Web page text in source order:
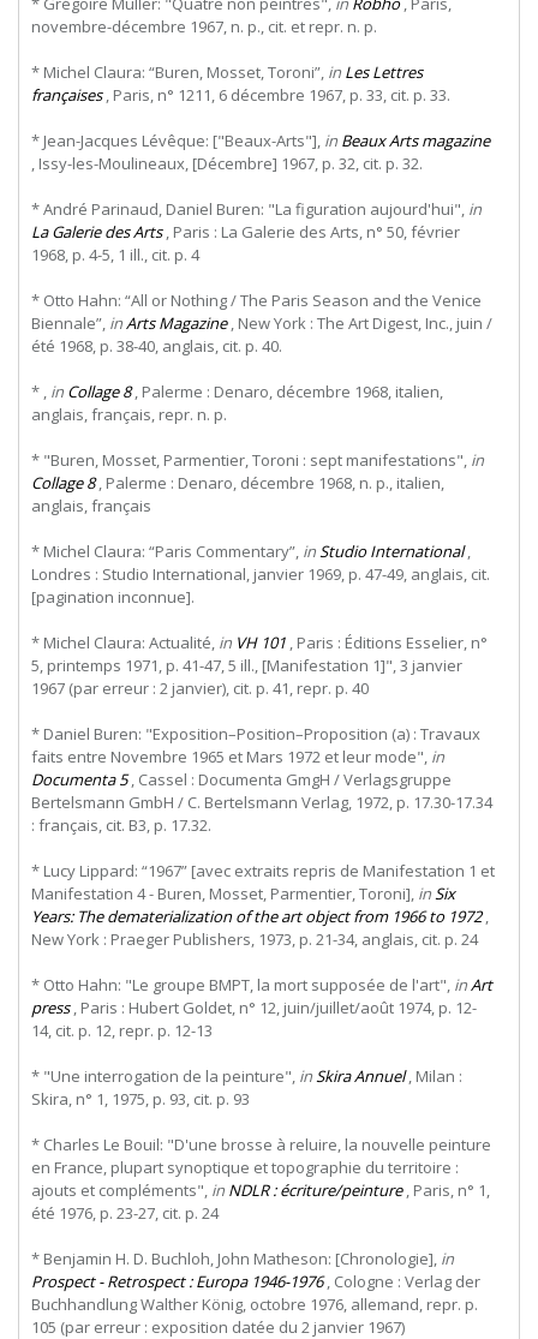
novembre-décembre 1967, n. p., cit. et repr. n. p.
* Michel Claura: “Buren, Mosset, Toroni”, in Les Lettres
françaises, Paris, n° 1211, 6 décembre 1967, p. 33, cit. p. 33.
* Jean-Jacques Lévêque: ["Beaux-Arts"], in Beaux Arts magazine
, Issy-les-Moulineaux, [Décembre] 1967, p. 32, cit. p. 32.
* André Parinaud, Daniel Buren: "La figuration aujourd'hui", in
La Galerie des Arts, Paris : La Galerie des Arts, n° 50, février
1968, p. 4-5, 1 ill., cit. p. 4
* Otto Hahn: “All or Nothing / The Paris Season and the Venice
Biennale”, inArts Magazine, New York : The Art Digest, Inc., juin /
été 1968, p. 38-40, anglais, cit. p. 40.
* , in Collage 8, Palerme : Denaro, décembre 1968, italien,
anglais, français, repr. n. p.
* "Buren, Mosset, Parmentier, Toroni : sept manifestations", in
Collage 8, Palerme : Denaro, décembre 1968, n. p., italien,
anglais, français
* Michel Claura: “Paris Commentary”, inStudio International,
Londres : Studio International, janvier 1969, p. 47-49, anglais, cit.
[pagination inconnue].
* Michel Claura: Actualité, in VH 101 , Paris : Éditions Esselier, n°
5, printemps 1971, p. 41-47, 5 ill., [Manifestation 1]", 3 janvier
1967 (par erreur : 2 janvier), cit. p. 41, repr. p. 40
* Daniel Buren: "Exposition–Position–Proposition (a) : Travaux
faits entre Novembre 1965 et Mars 1972 et leur mode", in
Documenta 5, Cassel : Documenta GmgH / Verlagsgruppe
Bertelsmann GmbH / C. Bertelsmann Verlag, 1972, p. 17.30-17.34
: français, cit. B3, p. 17.32.
* Lucy Lippard: “1967” [avec extraits repris de Manifestation 1 et
Manifestation 4 - Buren, Mosset, Parmentier, Toroni], inSix
Years: The dematerialization of the art object from 1966 to 1972,
New York : Praeger Publishers, 1973, p. 21-34, anglais, cit. p. 24
* Otto Hahn: "Le groupe BMPT, la mort supposée de l'art", inArt
press, Paris : Hubert Goldet, n° 12, juin/juillet/août 1974, p. 12-
14, cit. p. 12, repr. p. 12-13
* "Une interrogation de la peinture", inSkira Annuel, Milan :
Skira, n° 1, 1975, p. 93, cit. p. 93
* Charles Le Bouil: "D'une brosse à reluire, la nouvelle peinture
en France, plupart synoptique et topographie du territoire :
ajouts et compléments", in NDLR : écriture/peinture, Paris, n° 1,
été 1976, p. 23-27, cit. p. 24
* Benjamin H. D. Buchloh, John Matheson: [Chronologie], in
Prospect - Retrospect : Europa 1946-1976, Cologne : Verlag der
Buchhandlung Walther König, octobre 1976, allemand, repr. p.
105 (par erreur : exposition datée du 2 janvier 1967)